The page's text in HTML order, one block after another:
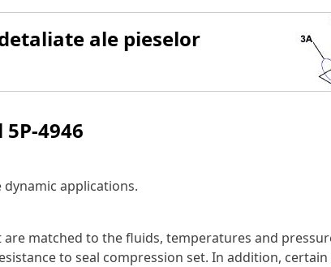
ale pieselor
5P-4946
dynamic applications.
matched to the fluids, temperatures and
to seal compression set. In addition,